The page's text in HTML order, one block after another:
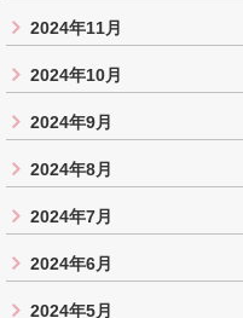
2024年11月
2024年10月
2024年9月
2024年8月
2024年7月
2024年6月
2024年5月